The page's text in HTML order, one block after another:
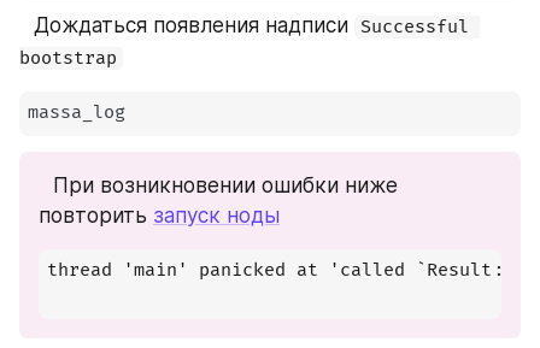
⠀Дождаться появления надписи Successful
bootstrap
massa_log
⠀При возникновении ошибки ниже
повторить запуск ноды
thread 'main' panicked at 'called